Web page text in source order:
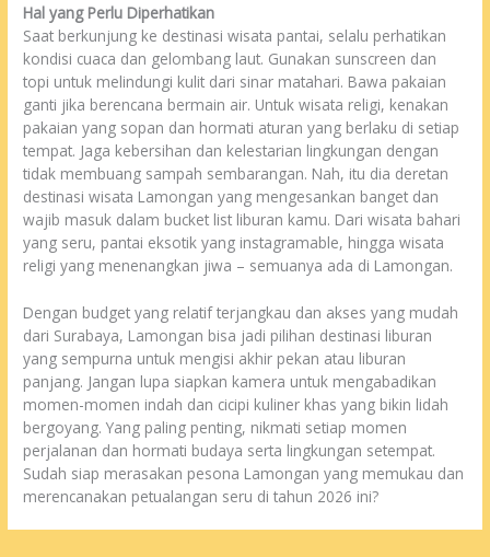
Hal yang Perlu Diperhatikan
Saat berkunjung ke destinasi wisata pantai, selalu perhatikan
kondisi cuaca dan gelombang laut. Gunakan sunscreen dan
topi untuk melindungi kulit dari sinar matahari. Bawa pakaian
ganti jika berencana bermain air. Untuk wisata religi, kenakan
pakaian yang sopan dan hormati aturan yang berlaku di setiap
tempat. Jaga kebersihan dan kelestarian lingkungan dengan
tidak membuang sampah sembarangan. Nah, itu dia deretan
destinasi wisata Lamongan yang mengesankan banget dan
wajib masuk dalam bucket list liburan kamu. Dari wisata bahari
yang seru, pantai eksotik yang instagramable, hingga wisata
religi yang menenangkan jiwa – semuanya ada di Lamongan.
Dengan budget yang relatif terjangkau dan akses yang mudah
dari Surabaya, Lamongan bisa jadi pilihan destinasi liburan
yang sempurna untuk mengisi akhir pekan atau liburan
panjang. Jangan lupa siapkan kamera untuk mengabadikan
momen-momen indah dan cicipi kuliner khas yang bikin lidah
bergoyang. Yang paling penting, nikmati setiap momen
perjalanan dan hormati budaya serta lingkungan setempat.
Sudah siap merasakan pesona Lamongan yang memukau dan
merencanakan petualangan seru di tahun 2026 ini?